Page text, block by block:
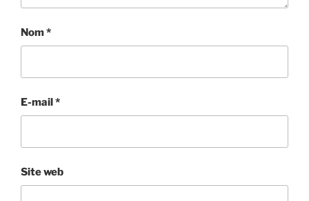
Nom*
E-mail*
Site web